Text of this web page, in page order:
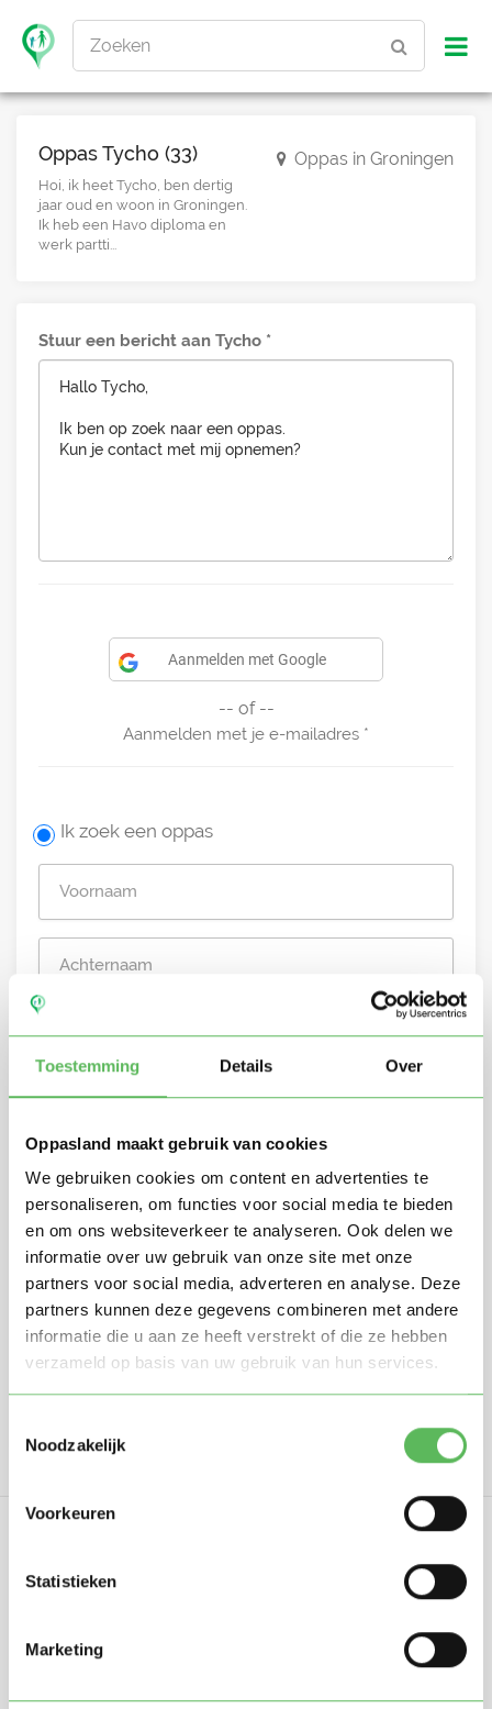
Toestemming Details Over
Oppasland maakt gebruik van cookies
We gebruiken cookies om content en advertenties te
personaliseren, om functies voor social media te bieden
en om ons websiteverkeer te analyseren. Ook delen we
informatie over uw gebruik van onze site met onze
partners voor social media, adverteren en analyse. Deze
partners kunnen deze gegevens combineren met andere
informatie die u aan ze heeft verstrekt of die ze hebben
verzameld op basis van uw gebruik van hun services.
Noodzakelijk
Voorkeuren
Statistieken
Marketing
Zoeken
Oppas Tycho (33)
Hoi, ik heet Tycho, ben dertig
jaar oud en woon in Groningen.
Ik heb een Havo diploma en
werk partti...
Oppas in Groningen
Stuur een bericht aan Tycho
Aanmelden met Google
-- of --
Aanmelden met je e-mailadres
Ik zoek een oppas
Stuur mij nieuwe profielen in mijn omgeving per
e-mail
Door te registreren ga je akkoord met deAlgemene
voorwaardenvan Oppasland.
Gratis aanmelden
in 2017, bedoeld om ouders, oppassers en